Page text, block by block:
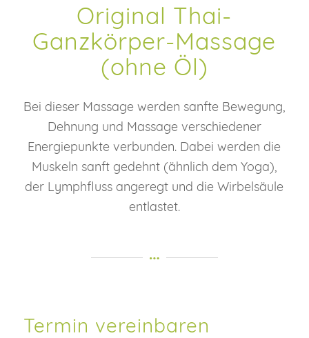
Original Thai-
Ganzkörper-Massage
(ohne Öl)
Bei dieser Massage werden sanfte Bewegung,
Dehnung und Massage verschiedener
Energiepunkte verbunden. Dabei werden die
Muskeln sanft gedehnt (ähnlich dem Yoga),
der Lymphfluss angeregt und die Wirbelsäule
entlastet.
Termin vereinbaren